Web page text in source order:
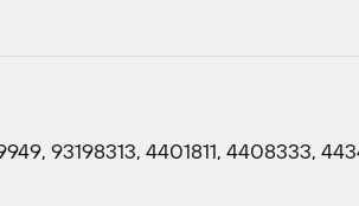
93198313, 4401811, 4408333,